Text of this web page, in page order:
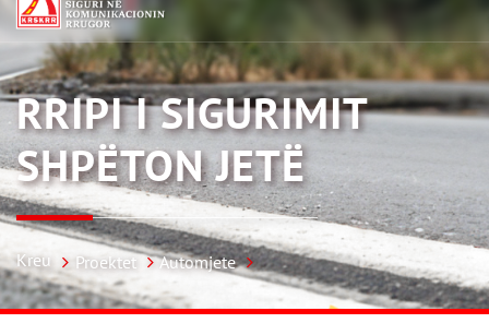
RRIPI I SIGURIMIT
SHPËTON JETË
Kreu Proektet Automjete